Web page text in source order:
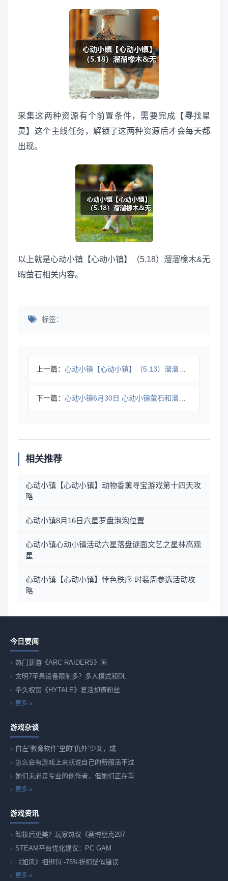
采集这两种资源有个前置条件，需要完成【 寻找星
灵】这个主线任务，解锁了这两种资源后才会每天都
出现。
以上就是心动小镇【心动小镇】（5.18）溜溜橡木&无
暇萤石相关内容。
标签：
上一篇： 心动小镇【心动小镇】（5.13）溜溜橡木&无暇萤石
下一篇： 心动小镇6月30日 心动小镇萤石和溜溜橡木位置
相关推荐
心动小镇【心动小镇】动物香薰寻宝游戏第十四天攻
略
心动小镇8月16日六星罗盘泡泡位置
心动小镇心动小镇活动六星落盘谜面文艺之星林高观
星
心动小镇【心动小镇】悖色秩序 时装周参选活动攻
略
今日要闻
热门新游《ARC RAIDERS》国
文明7苹果设备限制多？多人模式和DL
拳头祝贺《HYTALE》复活却遭粉丝
更多 »
游戏杂谈
白左“教育软件”里的“仇外“少女，成
怎么会有游戏上来就说自己的新服活不过
她们未必是专业的创作者，但她们正在重
更多 »
游戏资讯
卸妆后更美？玩家热议《赛博朋克207
STEAM平台优化建议：PC GAM
《如风》捆绑包 -75%折扣疑似错误
更多 »